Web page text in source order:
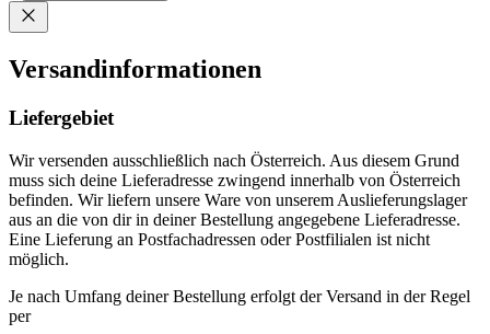
Versandinformationen
Liefergebiet
Wir versenden ausschließlich nach Österreich. Aus diesem Grund
muss sich deine Lieferadresse zwingend innerhalb von Österreich
befinden. Wir liefern unsere Ware von unserem Auslieferungslager
aus an die von dir in deiner Bestellung angegebene Lieferadresse.
Eine Lieferung an Postfachadressen oder Postfilialen ist nicht
möglich.
Je nach Umfang deiner Bestellung erfolgt der Versand in der Regel
per